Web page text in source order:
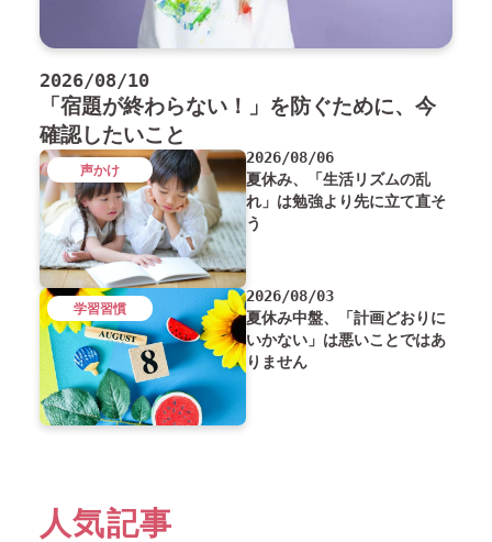
2026/08/10
「宿題が終わらない！」を防ぐために、今
確認したいこと
2026/08/06
夏休み、「生活リズムの乱
れ」は勉強より先に立て直そ
う
声かけ
2026/08/03
夏休み中盤、「計画どおりに
いかない」は悪いことではあ
りません
学習習慣
人気記事